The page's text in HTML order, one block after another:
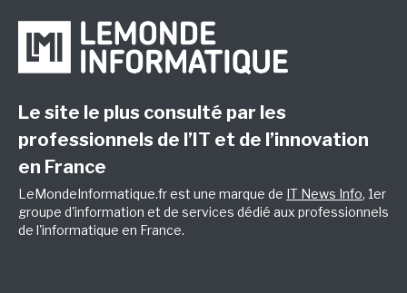
Le site le plus consulté par les
professionnels de l’IT et de l’innovation
en France
LeMondeInformatique.fr est une marque de IT News Info, 1er
groupe d'information et de services dédié aux professionnels
de l'informatique en France.